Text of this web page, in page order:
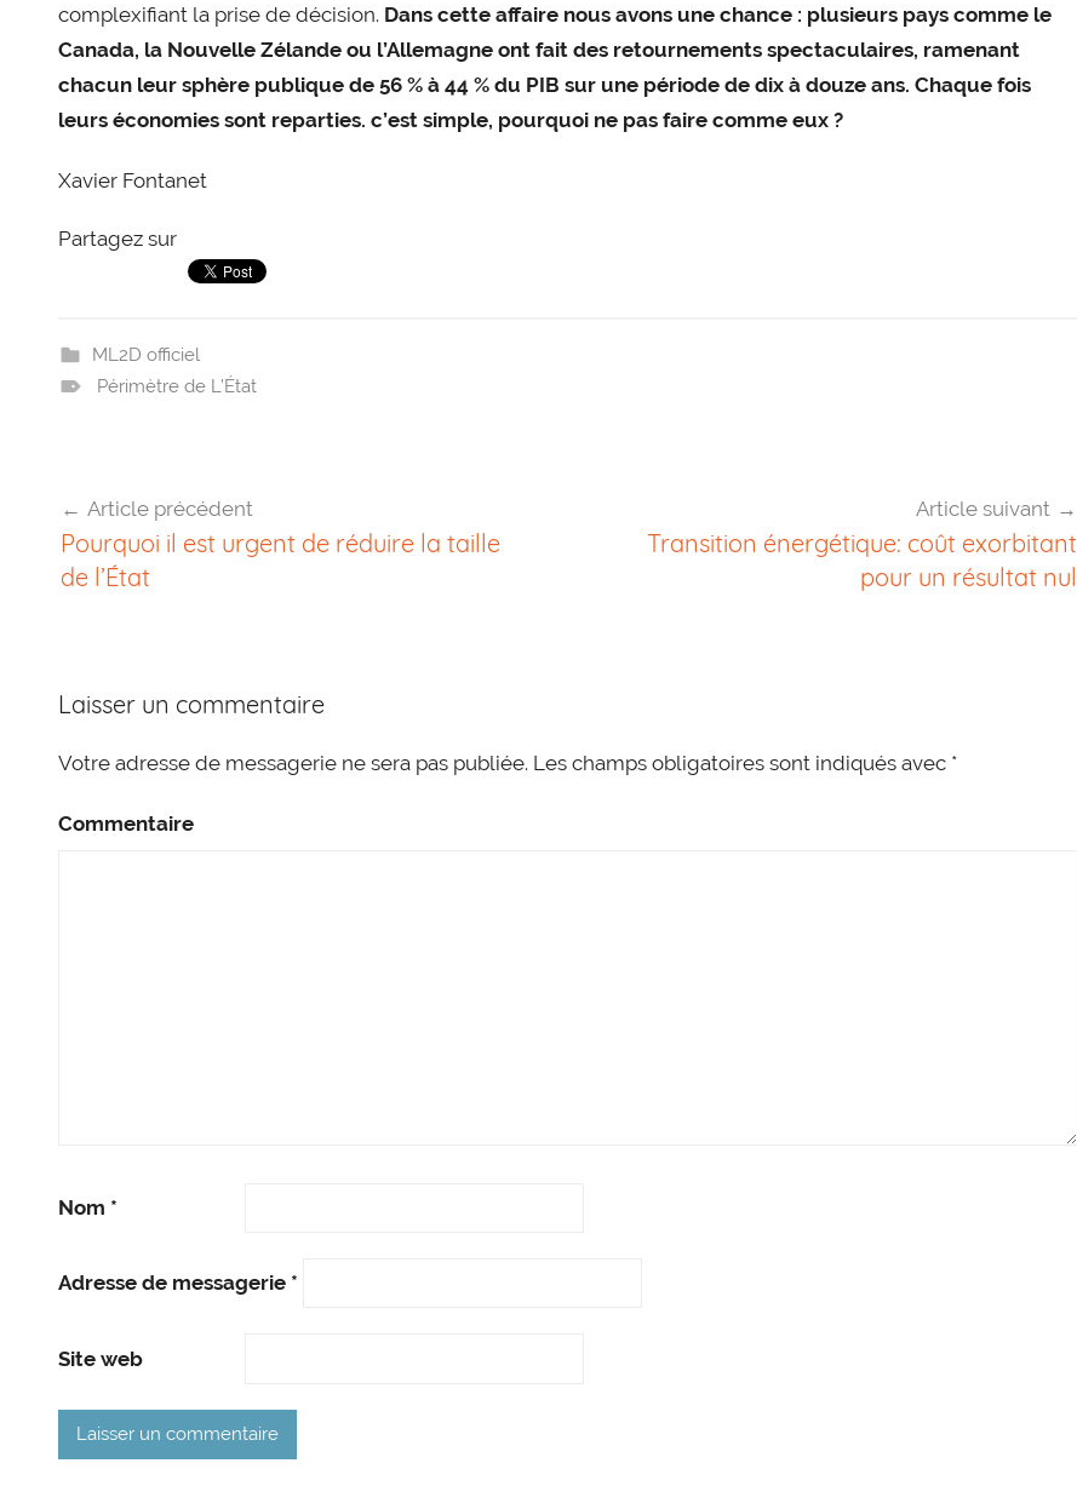
complexifiant la prise de décision. Dans cette affaire nous avons une chance : plusieurs pays comme le
Canada, la Nouvelle Zélande ou l’Allemagne ont fait des retournements spectaculaires, ramenant
chacun leur sphère publique de 56 % à 44 % du PIB sur une période de dix à douze ans. Chaque fois
leurs économies sont reparties. c’est simple, pourquoi ne pas faire comme eux ?
Xavier Fontanet
Partagez sur
ML2D officiel
Périmètre de L’État
Navigation
de
Article précédent
Pourquoi il est urgent de réduire la taille
de l’État
Article suivant
Transition énergétique: coût exorbitant
pour un résultat nul
Laisser un commentaire
Votre adresse de messagerie ne sera pas publiée. Les champs obligatoires sont indiqués avec *
Commentaire
Nom *
Adresse de messagerie *
Site web